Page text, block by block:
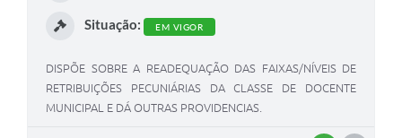
Situação: EM VIGOR
DISPÕE SOBRE A READEQUAÇÃO DAS FAIXAS/NÍVEIS DE
RETRIBUIÇÕES PECUNIÁRIAS DA CLASSE DE DOCENTE
MUNICIPAL E DÁ OUTRAS PROVIDENCIAS.